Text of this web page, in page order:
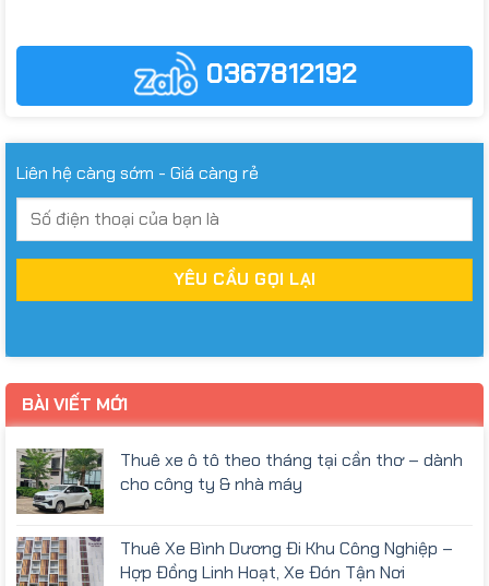
0367812192
Liên hệ càng sớm - Giá càng rẻ
BÀI VIẾT MỚI
Thuê xe ô tô theo tháng tại cần thơ – dành
cho công ty & nhà máy
Thuê Xe Bình Dương Đi Khu Công Nghiệp –
Hợp Đồng Linh Hoạt, Xe Đón Tận Nơi